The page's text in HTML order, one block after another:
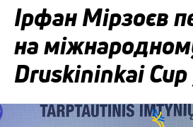
Ірфан Мірзоєв
на
Druskininkai Cup